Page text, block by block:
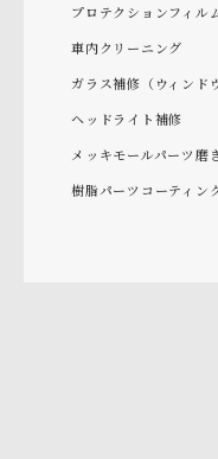
プロテクションフィル
車内クリーニング
ガラス補修（ウィンド
ヘッドライト補修
メッキモールパーツ磨
樹脂パーツコーティン